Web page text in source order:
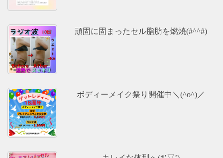
頑固に固まったセル脂肪を燃焼(#^^#)
ボディーメイク祭り開催中＼(^o^)／